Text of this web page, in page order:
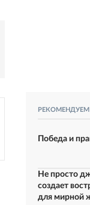
РЕКОМЕНДУЕМ
Победа и
Не просто
создает
для мирной